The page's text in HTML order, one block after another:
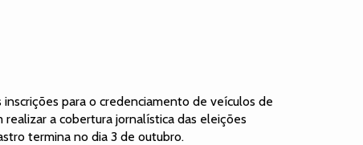
para o credenciamento de veículos de
a cobertura jornalística das eleições
termina no dia 3 de outubro.